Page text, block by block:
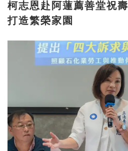
柯志恩赴阿蓮薦善堂祝壽 盼守護庄頭情感
打造繁榮家園